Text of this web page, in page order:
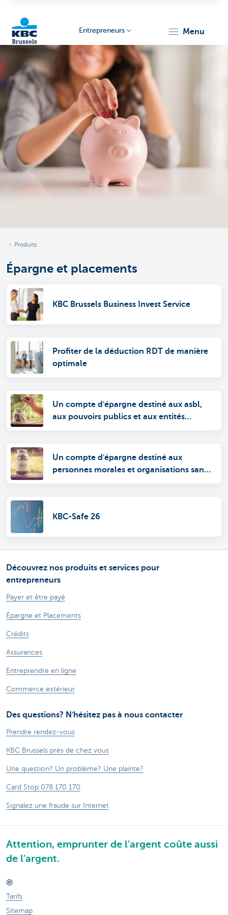
Entrepreneurs menu
Produits
Épargne et placements
KBC Brussels Business Invest Service
Profiter de la déduction RDT de manière
optimale
Un compte d'épargne destiné aux asbl,
aux pouvoirs publics et aux entités
Un compte d'épargne destiné aux
personnes morales et organisations sans
KBC-Safe 26
Découvrez nos produits et services pour
entrepreneurs
Payer et être payé
Épargne et Placements
Crédits
Assurances
Entreprendre en ligne
Commerce extérieur
Des questions? N'hésitez pas à nous contacter
Prendre rendez-vous
KBC Brussels près de chez vous
Une question? Un problème? Une plainte?
Card Stop 078 170 170
Signalez une fraude sur Internet
Attention, emprunter de l'argent coûte aussi
de l'argent.
®
Tarifs
Sitemap